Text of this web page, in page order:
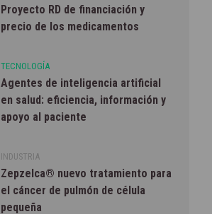
Proyecto RD de financiación y
precio de los medicamentos
TECNOLOGÍA
Agentes de inteligencia artificial
en salud: eficiencia, información y
apoyo al paciente
INDUSTRIA
Zepzelca® nuevo tratamiento para
el cáncer de pulmón de célula
pequeña